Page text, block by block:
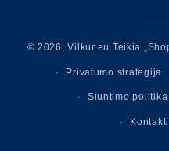
© 2026,Vilkur.eu Teikia
Privatumo strategija
Siuntimo politika